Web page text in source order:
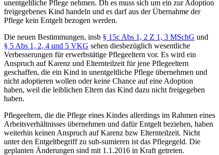
unentgeltliche Pflege nehmen. Dh es muss sich um ein zur Adoption
freigegebenes Kind handeln und es darf aus der Übernahme der
Pflege kein Entgelt bezogen werden.
Die neuen Bestimmungen, insb § 15c Abs 1, 2 Z 1, 3 MSchG und
§ 5 Abs 1, 2, 4 und 5 VKG sehen diesbezüglich wesentliche
Verbesserungen für erwerbstätige Pflegeeltern vor. Es wird ein
Anspruch auf Karenz und Elternteilzeit für jene Pflegeeltern
geschaffen, die ein Kind in unentgeltliche Pflege übernehmen und
nicht adoptieren wollen oder keine Chance auf eine Adoption
haben, weil die leiblichen Eltern das Kind dazu nicht freigegeben
haben.
Pflegeeltern, die die Pflege eines Kindes allerdings im Rahmen eines
Arbeitsverhältnisses übernehmen und dafür Entgelt beziehen, haben
weiterhin keinen Anspruch auf Karenz bzw Elternteilzeit. Nicht
unter den Entgeltbegriff zu sub-sumieren ist das Pflegegeld. Die
geplanten Änderungen sind mit 1.1.2016 in Kraft getreten.